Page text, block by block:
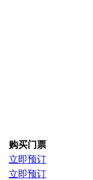
购买门票
立即预订
立即预订